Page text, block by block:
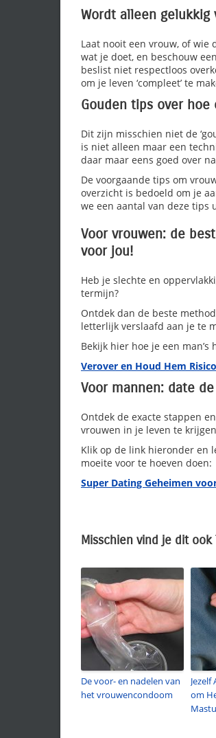
Wordt alleen gelukkig
Laat nooit een vrouw, of wie
wat je doet, en beschouw
beslist niet respectloos
om je leven ‘compleet’ te
Gouden tips over
Dit zijn misschien niet de
is niet alleen maar een
daar maar eens goed over
De voorgaande tips om
overzicht is bedoeld om je
we een aantal van deze
Voor vrouwen: de
voor jou!
Heb je slechte en
termijn?
Ontdek dan de beste
letterlijk verslaafd aan je te
Bekijk hier hoe je een
Verover en Houd Hem
Voor mannen: date
Ontdek de exacte stappen
vrouwen in je leven te
Klik op de link hieronder en
moeite voor te hoeven doen:
Super Dating Geheimen
Misschien vind je dit ook
De voor- en nadelen van
het vrouwencondoom
om